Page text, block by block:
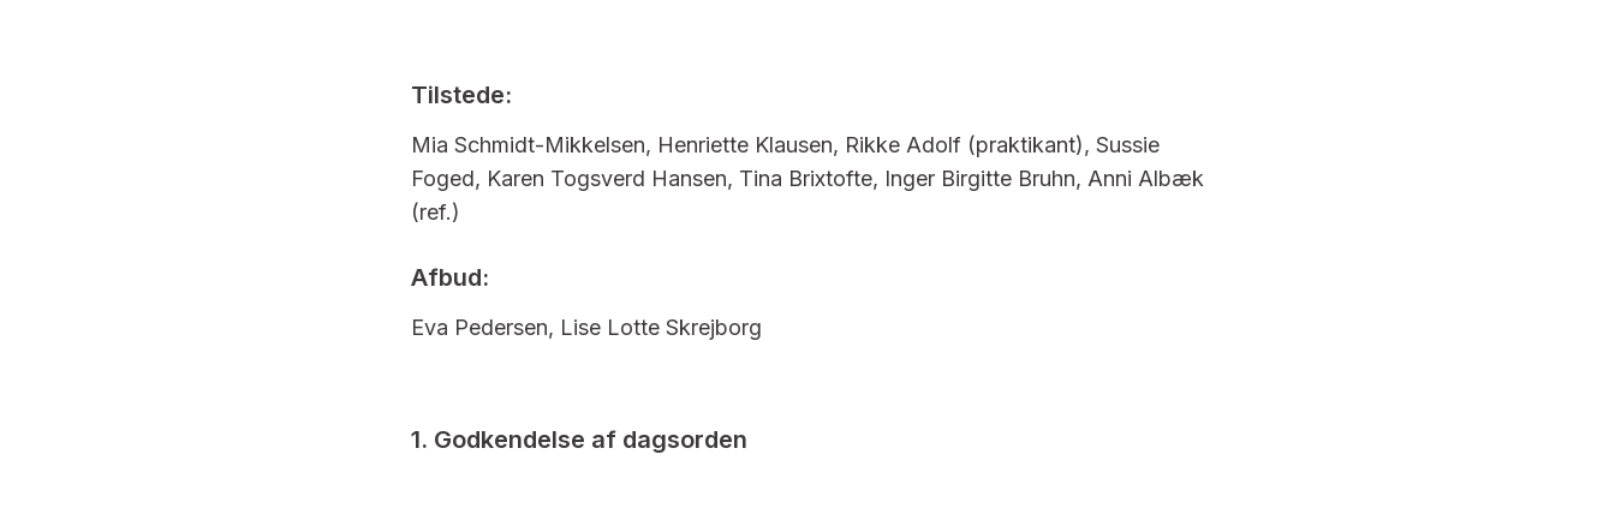
Tilstede:
Mia Schmidt-Mikkelsen, Henriette Klausen, Rikke Adolf (praktikant), Sussie
Foged, Karen Togsverd Hansen, Tina Brixtofte, Inger Birgitte Bruhn, Anni Albæk
(ref.)
Afbud:
Eva Pedersen, Lise Lotte Skrejborg
1. Godkendelse af dagsorden